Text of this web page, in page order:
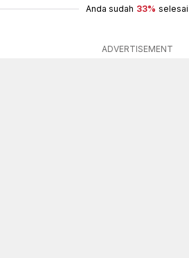
Anda sudah 33% selesai
ADVERTISEMENT